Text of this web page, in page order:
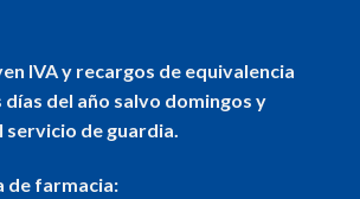
IVA y recargos de equivalencia
del año salvo domingos y
de guardia.
de farmacia: